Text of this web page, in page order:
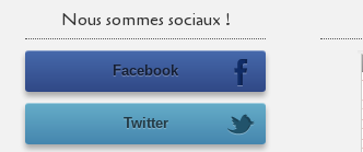
Nous sommes sociaux !
Facebook
Twitter